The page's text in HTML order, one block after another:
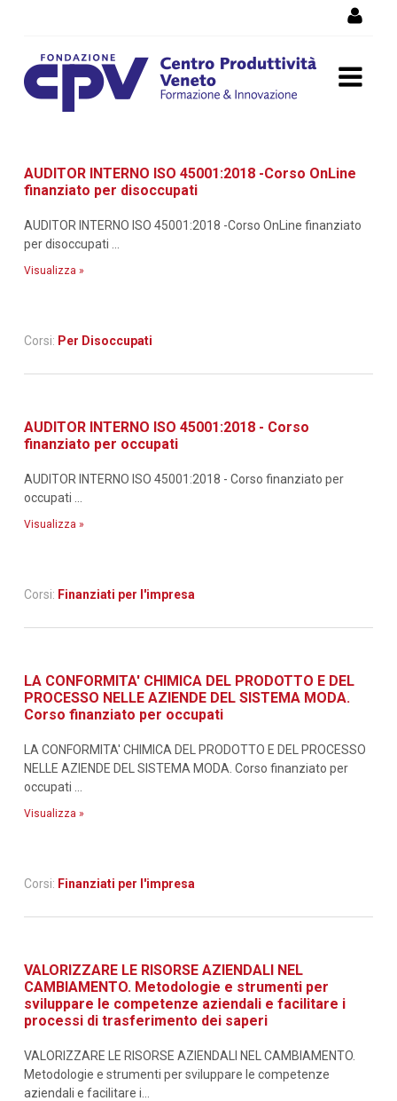
formazione
AUDITOR INTERNO ISO 45001:2018 -Corso OnLine
finanziato per disoccupati
AUDITOR INTERNO ISO 45001:2018 -Corso OnLine finanziato
per disoccupati ...
Visualizza »
Corsi: Per Disoccupati
AUDITOR INTERNO ISO 45001:2018 - Corso
finanziato per occupati
AUDITOR INTERNO ISO 45001:2018 - Corso finanziato per
occupati ...
Visualizza »
Corsi: Finanziati per l'impresa
LA CONFORMITA' CHIMICA DEL PRODOTTO E DEL
PROCESSO NELLE AZIENDE DEL SISTEMA MODA.
Corso finanziato per occupati
LA CONFORMITA' CHIMICA DEL PRODOTTO E DEL PROCESSO
NELLE AZIENDE DEL SISTEMA MODA. Corso finanziato per
occupati ...
Visualizza »
Corsi: Finanziati per l'impresa
VALORIZZARE LE RISORSE AZIENDALI NEL
CAMBIAMENTO. Metodologie e strumenti per
sviluppare le competenze aziendali e facilitare i
processi di trasferimento dei saperi
VALORIZZARE LE RISORSE AZIENDALI NEL CAMBIAMENTO.
Metodologie e strumenti per sviluppare le competenze
aziendali e facilitare i...